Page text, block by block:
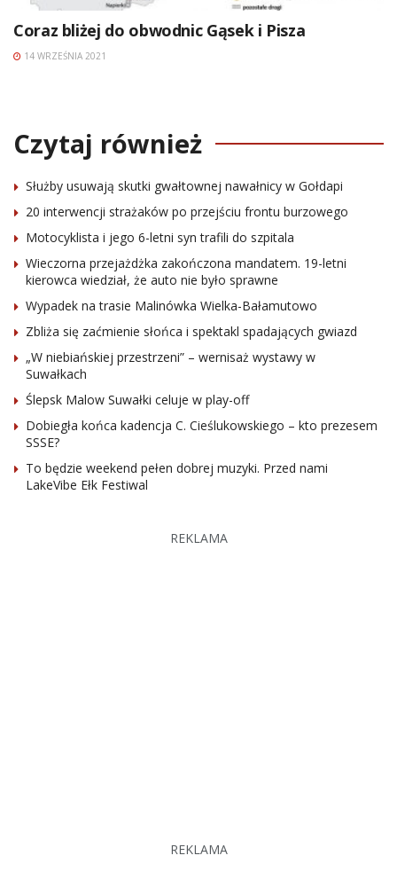
Coraz bliżej do obwodnic Gąsek i Pisza
14 WRZEŚNIA 2021
Czytaj również
Służby usuwają skutki gwałtownej nawałnicy w Gołdapi
20 interwencji strażaków po przejściu frontu burzowego
Motocyklista i jego 6-letni syn trafili do szpitala
Wieczorna przejażdżka zakończona mandatem. 19-letni
kierowca wiedział, że auto nie było sprawne
Wypadek na trasie Malinówka Wielka-Bałamutowo
Zbliża się zaćmienie słońca i spektakl spadających gwiazd
„W niebiańskiej przestrzeni” – wernisaż wystawy w
Suwałkach
Ślepsk Malow Suwałki celuje w play-off
Dobiegła końca kadencja C. Cieślukowskiego – kto prezesem
SSSE?
To będzie weekend pełen dobrej muzyki. Przed nami
LakeVibe Ełk Festiwal
REKLAMA
REKLAMA